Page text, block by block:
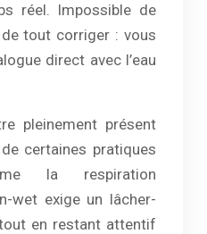
réel. Impossible de
tout corriger : vous
direct avec l’eau
pleinement présent
de certaines pratiques
la respiration
wet exige un lâcher-
en restant attentif